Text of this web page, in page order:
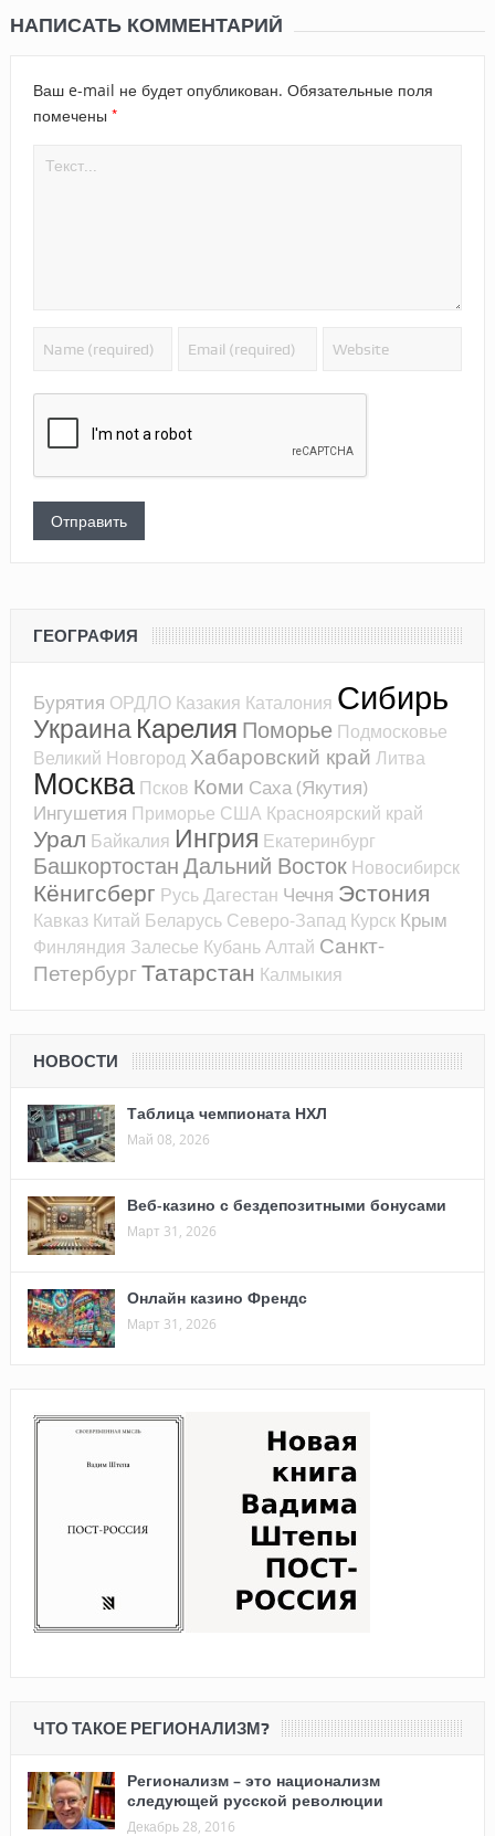
НАПИСАТЬ КОММЕНТАРИЙ
Ваш e-mail не будет опубликован. Обязательные поля
помечены *
ГЕОГРАФИЯ
Бурятия ОРДЛО Казакия Каталония Сибирь
УкраинаКарелия Поморье Подмосковье
Великий Новгород Хабаровский край Литва
Москва Псков Коми Саха (Якутия)
Ингушетия Приморье США Красноярский край
Урал Байкалия Ингрия Екатеринбург
БашкортостанДальний Восток Новосибирск
Кёнигсберг РусьДагестан Чечня Эстония
Кавказ Китай Беларусь Северо-Запад Курск Крым
Финляндия Залесье КубаньАлтай Санкт-
ПетербургТатарстан Калмыкия
НОВОСТИ
Таблица чемпионата НХЛ
Май 08, 2026
Веб-казино с бездепозитными бонусами
Март 31, 2026
Онлайн казино Френдс
Март 31, 2026
ЧТО ТАКОЕ РЕГИОНАЛИЗМ?
Регионализм – это национализм
следующей русской революции
Декабрь 28, 2016